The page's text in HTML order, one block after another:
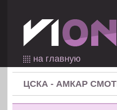
на главную
ЦСКА - АМКАР